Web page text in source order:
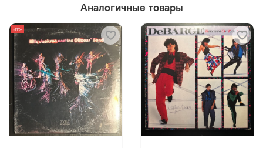
Аналогичные товары
-11%